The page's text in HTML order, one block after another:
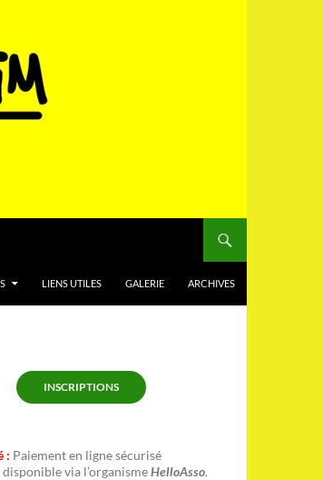
LIENS UTILES GALERIE ARCHIVES
INSCRIPTIONS
: Paiement en ligne sécurisé
via l’organismeHelloAsso.